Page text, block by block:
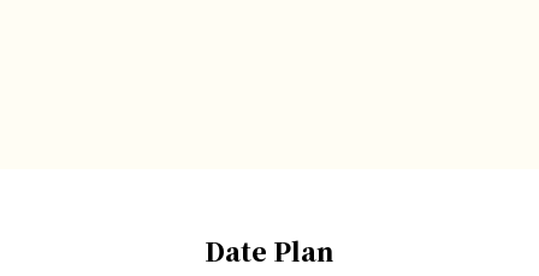
Date Plan